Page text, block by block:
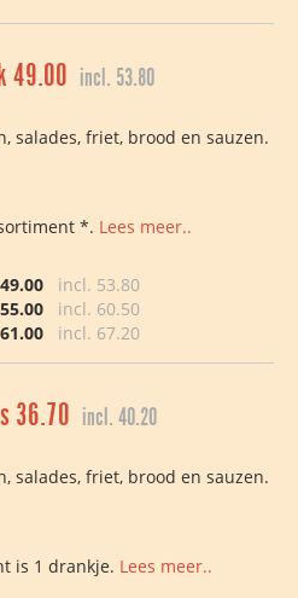
49.00 incl. 53.80
salades, friet, brood en sauzen.
*. Lees meer..
incl. 53.80
incl. 60.50
incl. 67.20
36.70 incl. 40.20
salades, friet, brood en sauzen.
is 1 drankje. Lees meer..